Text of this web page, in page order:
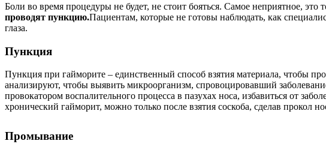
Боли во время процедуры не будет, не стоит бояться. Самое неприятное, это
проводят пункцию.Пациентам, которые не готовы наблюдать, как
глаза.
Пункция
Пункция при гайморите – единственный способ взятия материала, чтобы
анализируют, чтобы выявить микроорганизм, спровоцировавший
провокатором воспалительного процесса в пазухах носа, избавиться от
хронический гайморит, можно только после взятия соскоба, сделав прокол
Промывание